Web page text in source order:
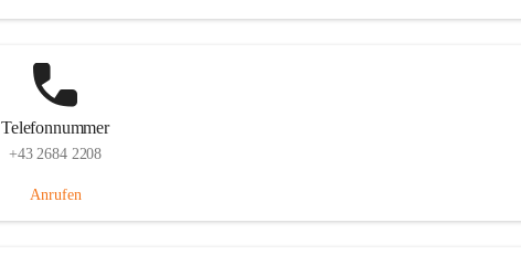
Telefonnummer
+43 2684 2208
Anrufen